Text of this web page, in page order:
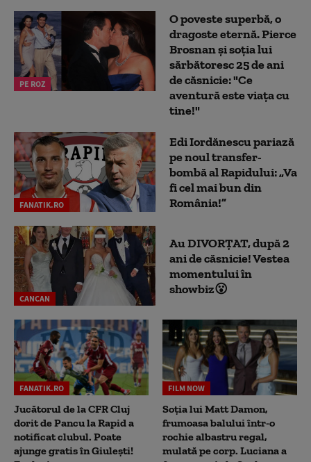
PE ROZ
O poveste superbă, o
dragoste eternă. Pierce
Brosnan și soția lui
sărbătoresc 25 de ani
de căsnicie: "Ce
aventură este viața cu
tine!"
FANATIK.RO
Edi Iordănescu pariază
pe noul transfer-
bombă al Rapidului: „Va
fi cel mai bun din
România!”
CANCAN
Au DIVORȚAT, după 2
ani de căsnicie! Vestea
momentului în
showbiz😮
FANATIK.RO
Jucătorul de la CFR Cluj
dorit de Pancu la Rapid a
notificat clubul. Poate
ajunge gratis în Giulești!
FILM NOW
Soția lui Matt Damon,
frumoasa balului într-o
rochie albastru regal,
mulată pe corp. Luciana a